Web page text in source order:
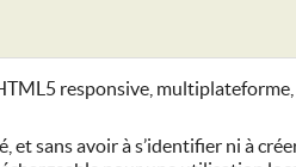
responsive,
et sans avoir à s’identifier ni à